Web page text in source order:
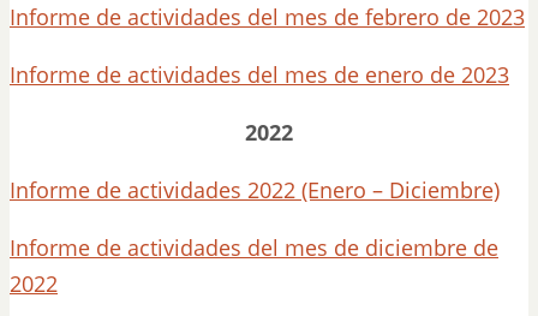
Informe de actividades del mes de febrero de 2023
Informe de actividades del mes de enero de 2023
2022
Informe de actividades 2022 (Enero – Diciembre)
Informe de actividades del mes de diciembre de
2022